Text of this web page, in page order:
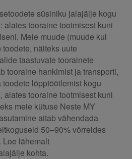
süsiniku jalajälje kogu
alates tooraine tootmisest kuni
Meie muude (muude kui
näiteks uute
taastuvate toorainete
tooraine hankimist ja transporti,
lõpptöötlemist kogu
alates tooraine tootmisest kuni
meie kütuse Neste MY
aitab vähendada
50–90% võrreldes
lähemalt
kohta.